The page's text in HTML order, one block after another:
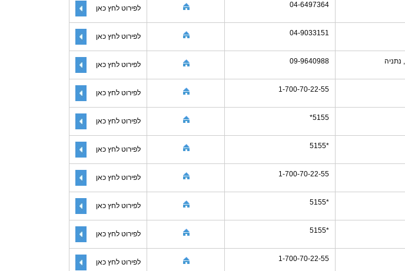
04-6497364 לפירוט לחץ כאן
04-9033151 לפירוט לחץ כאן
09-9640988 לפירוט לחץ כאן
1-700-70-22-55 לפירוט לחץ כאן
5155* לפירוט לחץ כאן
*5155 לפירוט לחץ כאן
1-700-70-22-55 לפירוט לחץ כאן
*5155 לפירוט לחץ כאן
*5155 לפירוט לחץ כאן
1-700-70-22-55 לפירוט לחץ כאן